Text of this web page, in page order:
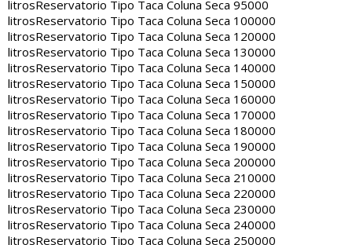
litrosReservatorio Tipo Taca Coluna Seca 95000
litrosReservatorio Tipo Taca Coluna Seca 100000
litrosReservatorio Tipo Taca Coluna Seca 120000
litrosReservatorio Tipo Taca Coluna Seca 130000
litrosReservatorio Tipo Taca Coluna Seca 140000
litrosReservatorio Tipo Taca Coluna Seca 150000
litrosReservatorio Tipo Taca Coluna Seca 160000
litrosReservatorio Tipo Taca Coluna Seca 170000
litrosReservatorio Tipo Taca Coluna Seca 180000
litrosReservatorio Tipo Taca Coluna Seca 190000
litrosReservatorio Tipo Taca Coluna Seca 200000
litrosReservatorio Tipo Taca Coluna Seca 210000
litrosReservatorio Tipo Taca Coluna Seca 220000
litrosReservatorio Tipo Taca Coluna Seca 230000
litrosReservatorio Tipo Taca Coluna Seca 240000
litrosReservatorio Tipo Taca Coluna Seca 250000